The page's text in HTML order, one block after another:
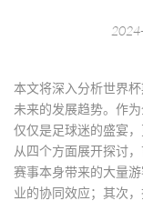
本文将深入分析世界
未来的发展趋势。作
仅仅是足球迷的盛宴
从四个方面展开探讨
赛事本身带来的大量
业的协同效应；其次